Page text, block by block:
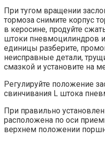
При тугом вращении
тормоза снимите корпус
в керосине, продуйте
штоки пневмоцилиндров
единицы разберите,
неисправные детали,
смазкой и установите на
Регулируйте положение
свинчивания L штока
При правильно
расположена по оси
верхнем положении